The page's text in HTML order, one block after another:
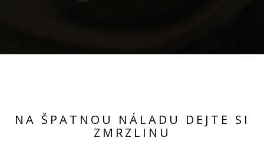
NA ŠPATNOU NÁLADU DEJTE SI
ZMRZLINU